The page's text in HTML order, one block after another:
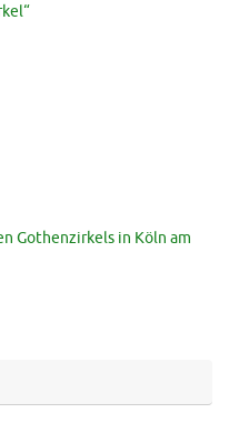
Gothenzirkels in Köln am